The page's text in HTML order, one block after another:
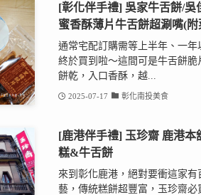
[彰化伴手禮] 吳家牛舌餅/吳
蜜香酥薄片牛舌餅超涮嘴(
通常宅配訂購需等上半年、一年
終於買到啦～這間可是牛舌餅
餅乾，入口香酥，越...
2025-07-17 彰化南投美食
[鹿港伴手禮] 玉珍齋 鹿港
糕&牛舌餅
來到彰化鹿港，絕對要衝這家
藝，傳統糕餅超豐富，玉珍齋